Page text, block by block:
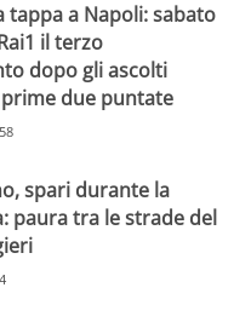
tappa a Napoli: sabato
il terzo
dopo gli ascolti
due puntate
spari durante la
paura tra le strade del